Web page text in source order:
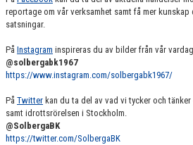
reportage om vår verksamhet samt få mer kunskap
satsningar.
På Instagram inspireras du av bilder från vår
@solbergabk1967
https://www.instagram.com/solbergabk1967/
På Twitter kan du ta del av vad vi tycker och
samt idrottsrörelsen i Stockholm.
@SolbergaBK
https://twitter.com/SolbergaBK